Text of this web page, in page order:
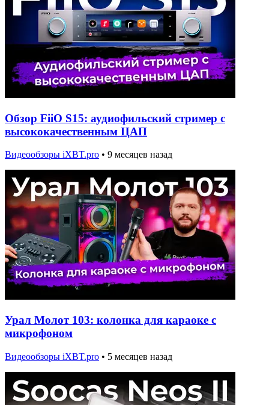
Обзор FiiO S15: аудиофильский стример с
высококачественным ЦАП
Видеообзоры iXBT.pro • 9 месяцев назад
Урал Молот 103: колонка для караоке с
микрофоном
Видеообзоры iXBT.pro • 5 месяцев назад